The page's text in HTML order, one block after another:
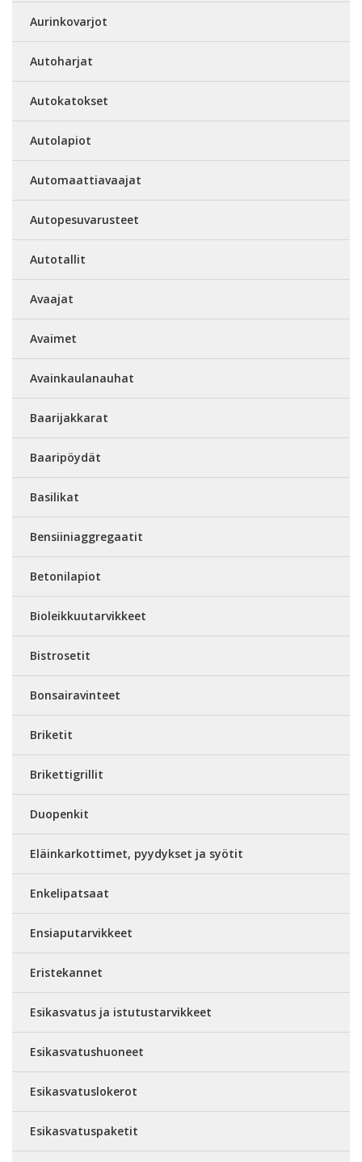
Aurinkovarjot
Autoharjat
Autokatokset
Autolapiot
Automaattiavaajat
Autopesuvarusteet
Autotallit
Avaajat
Avaimet
Avainkaulanauhat
Baarijakkarat
Baaripöydät
Basilikat
Bensiiniaggregaatit
Betonilapiot
Bioleikkuutarvikkeet
Bistrosetit
Bonsairavinteet
Briketit
Brikettigrillit
Duopenkit
Eläinkarkottimet, pyydykset ja syötit
Enkelipatsaat
Ensiaputarvikkeet
Eristekannet
Esikasvatus ja istutustarvikkeet
Esikasvatushuoneet
Esikasvatuslokerot
Esikasvatuspaketit